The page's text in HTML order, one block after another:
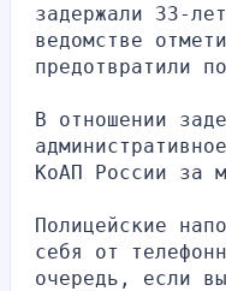
задержали 33-
ведомстве
предотвратили
В отношении
КоАП России за
Полицейские
себя от
очередь, если